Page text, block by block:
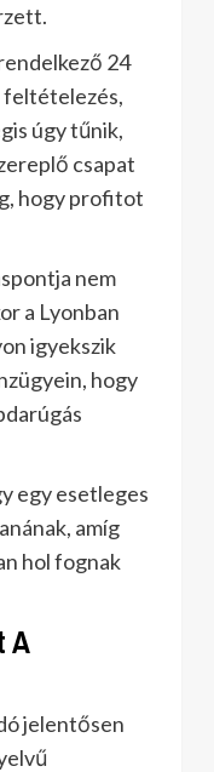
24
feltételezés,
úgy tűnik,
csapat
hogy profitot
nem
a Lyonban
igyekszik
hogy
egy esetleges
amíg
hol fognak
A
jelentősen